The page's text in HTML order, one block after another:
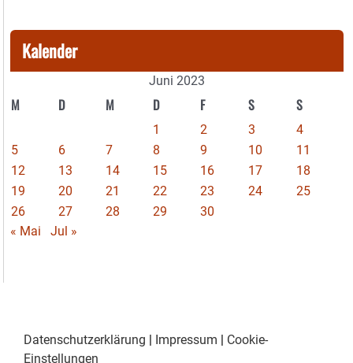
Kalender
Juni 2023
M D M D F S S
1 2 3
4
5
6 7 8 9 10
11
12
13 14 15 16 17
18
19
20 21 22 23 24
25
26
27 28 29
30
« Mai
Jul »
Datenschutzerklärung Impressum
Cookie-
Einstellungen